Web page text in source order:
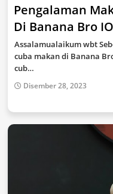
Pengalaman
Di Banana Bro
Assalamualaikum wbt
cuba makan di Banana
cub…
Disember 28, 2023